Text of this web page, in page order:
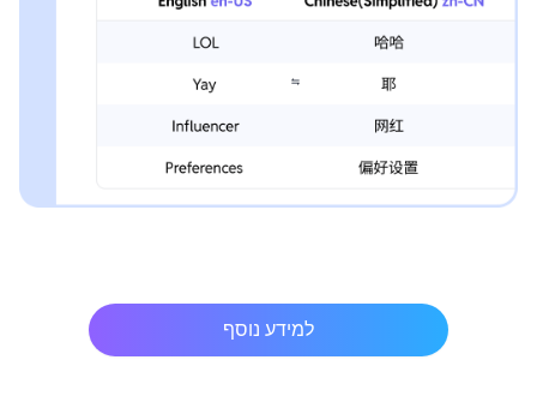
למידע נוסף